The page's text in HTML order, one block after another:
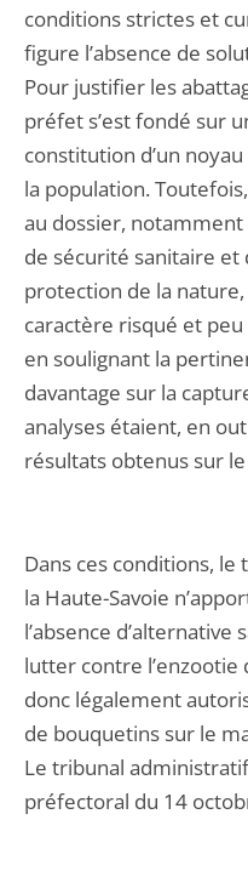
conditions strictes et
figure l’absence de
Pour justifier les
préfet s’est fondé sur
constitution d’un
la population.
au dossier, notamment
de sécurité sanitaire et
protection de la
caractère risqué et
en soulignant la
davantage sur la
analyses étaient, en
résultats obtenus sur
Dans ces conditions,
la Haute-Savoie
l’absence
lutter contre l’enzootie
donc légalement
de bouquetins sur le
Le tribunal
préfectoral du 14